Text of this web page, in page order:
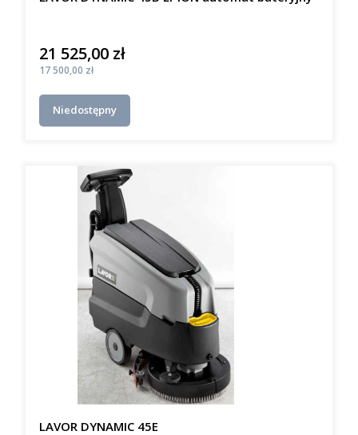
Cena
21 525,00 zł
Cena
17 500,00 zł
Niedostępny
LAVOR DYNAMIC 45E